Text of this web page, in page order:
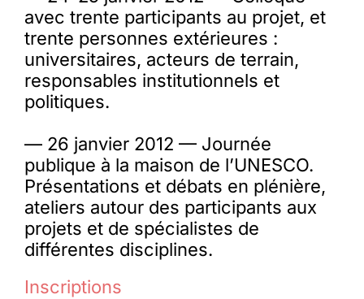
avec trente participants au projet, et
trente personnes extérieures :
universitaires, acteurs de terrain,
responsables institutionnels et
politiques.
— 26 janvier 2012 — Journée
publique à la maison de l’UNESCO.
Présentations et débats en plénière,
ateliers autour des participants aux
projets et de spécialistes de
différentes disciplines.
Inscriptions